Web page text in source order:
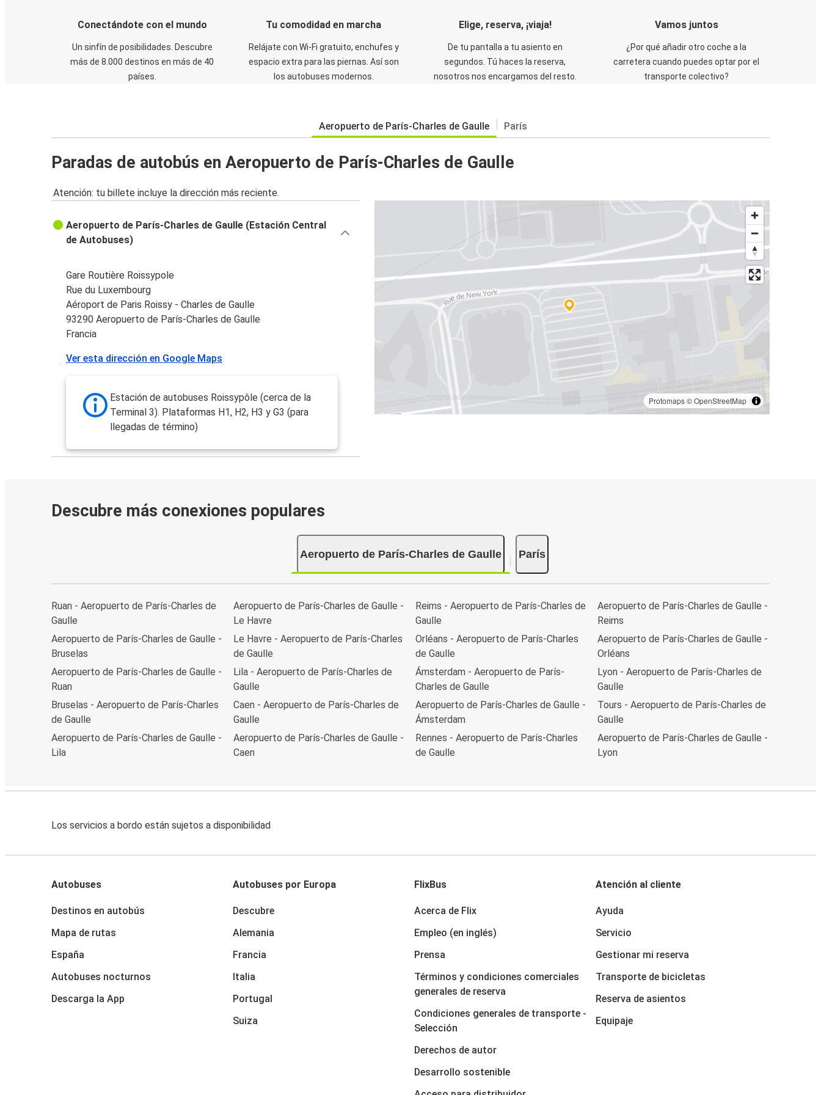
Conectándote con el mundo
Un sinfín de posibilidades. Descubre
más de 8.000 destinos en más de 40
países.
Tu comodidad en marcha
Relájate con Wi-Fi gratuito, enchufes y
espacio extra para las piernas. Así son
los autobuses modernos.
Elige, reserva, ¡viaja!
De tu pantalla a tu asiento en
segundos. Tú haces la reserva,
nosotros nos encargamos del resto.
Vamos juntos
¿Por qué añadir otro coche a la
carretera cuando puedes optar por el
transporte colectivo?
Aeropuerto de París-Charles de Gaulle París
Paradas de autobús en Aeropuerto de París-Charles de Gaulle
Atención: tu billete incluye la dirección más reciente.
Protomaps©OpenStreetMap
Aeropuerto de París-Charles de Gaulle (Estación Central
de Autobuses)
Gare Routière Roissypole
Rue du Luxembourg
Aéroport de Paris Roissy - Charles de Gaulle
93290 Aeropuerto de París-Charles de Gaulle
Francia
Ver esta dirección en Google Maps
Estación de autobuses Roissypôle (cerca de la
Terminal 3). Plataformas H1, H2, H3 y G3 (para
llegadas de término)
Descubre más conexiones populares
Aeropuerto de París-Charles de Gaulle París
Ruan - Aeropuerto de París-Charles de
Gaulle
Aeropuerto de París-Charles de Gaulle -
Bruselas
Aeropuerto de París-Charles de Gaulle -
Ruan
Bruselas - Aeropuerto de París-Charles
de Gaulle
Aeropuerto de París-Charles de Gaulle -
Lila
Aeropuerto de París-Charles de Gaulle -
Le Havre
Le Havre - Aeropuerto de París-Charles
de Gaulle
Lila - Aeropuerto de París-Charles de
Gaulle
Caen - Aeropuerto de París-Charles de
Gaulle
Aeropuerto de París-Charles de Gaulle -
Caen
Reims - Aeropuerto de París-Charles de
Gaulle
Orléans - Aeropuerto de París-Charles
de Gaulle
Ámsterdam - Aeropuerto de París-
Charles de Gaulle
Aeropuerto de París-Charles de Gaulle -
Ámsterdam
Rennes - Aeropuerto de París-Charles
de Gaulle
Aeropuerto de París-Charles de Gaulle -
Reims
Aeropuerto de París-Charles de Gaulle -
Orléans
Lyon - Aeropuerto de París-Charles de
Gaulle
Tours - Aeropuerto de París-Charles de
Gaulle
Aeropuerto de París-Charles de Gaulle -
Lyon
Los servicios a bordo están sujetos a disponibilidad
Autobuses
Destinos en autobús
Mapa de rutas
España
Autobuses nocturnos
Descarga la App
Autobuses por Europa
Descubre
Alemania
Francia
Italia
Portugal
Suiza
FlixBus
Acerca de Flix
Empleo (en inglés)
Prensa
Términos y condiciones comerciales
generales de reserva
Condiciones generales de transporte -
Selección
Derechos de autor
Desarrollo sostenible
Atención al cliente
Ayuda
Servicio
Gestionar mi reserva
Transporte de bicicletas
Reserva de asientos
Equipaje